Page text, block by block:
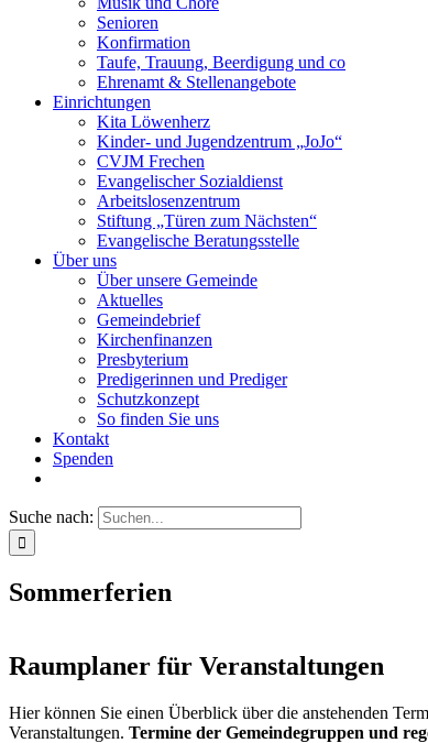
Senioren
Konfirmation
Taufe, Trauung, Beerdigung und co
Ehrenamt & Stellenangebote
Einrichtungen
Kita Löwenherz
Kinder- und Jugendzentrum „JoJo“
CVJM Frechen
Evangelischer Sozialdienst
Arbeitslosenzentrum
Stiftung „Türen zum Nächsten“
Evangelische Beratungsstelle
Über uns
Über unsere Gemeinde
Aktuelles
Gemeindebrief
Kirchenfinanzen
Presbyterium
Predigerinnen und Prediger
Schutzkonzept
So finden Sie uns
Kontakt
Spenden
Suche nach:
Sommerferien
Raumplaner für Veranstaltungen
Hier können Sie einen Überblick über die anstehenden
Veranstaltungen. Termine der Gemeindegruppen und